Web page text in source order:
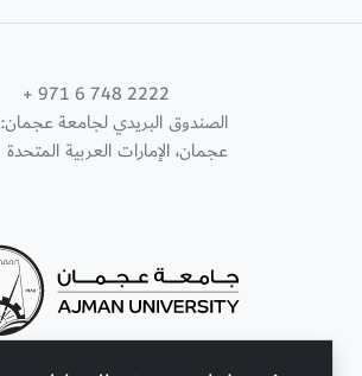
+ 971 6 748 2222
الصندوق البريدي لجامعة عجمان: 346
عجمان، الإمارات العربية المتحدة